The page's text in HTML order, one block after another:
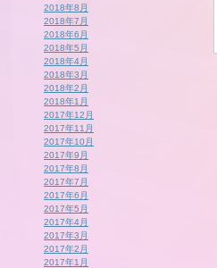
2018年8月
2018年7月
2018年6月
2018年5月
2018年4月
2018年3月
2018年2月
2018年1月
2017年12月
2017年11月
2017年10月
2017年9月
2017年8月
2017年7月
2017年6月
2017年5月
2017年4月
2017年3月
2017年2月
2017年1月